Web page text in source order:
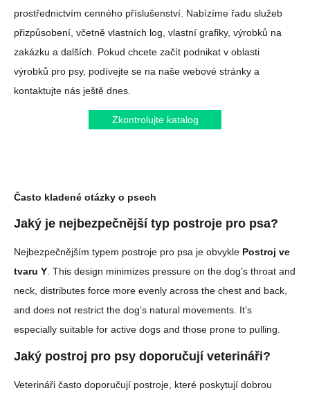
prostřednictvím cenného příslušenství. Nabízíme řadu služeb
přizpůsobení, včetně vlastních log, vlastní grafiky, výrobků na
zakázku a dalších. Pokud chcete začít podnikat v oblasti
výrobků pro psy, podívejte se na naše webové stránky a
kontaktujte nás ještě dnes.
Zkontrolujte katalog
Často kladené otázky o psech
Jaký je nejbezpečnější typ postroje pro psa?
Nejbezpečnějším typem postroje pro psa je obvykle Postroj ve
tvaru Y. This design minimizes pressure on the dog’s throat and
neck, distributes force more evenly across the chest and back,
and does not restrict the dog’s natural movements. It’s
especially suitable for active dogs and those prone to pulling.
Jaký postroj pro psy doporučují veterináři?
Veterináři často doporučují postroje, které poskytují dobrou